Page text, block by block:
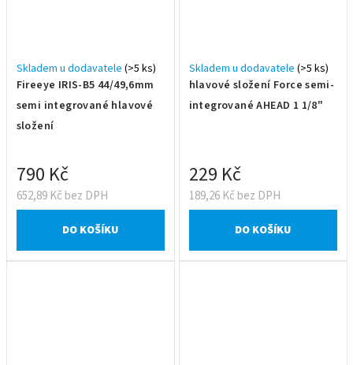
Fireeye IRIS-B5 44/49,6mm
semi integrované hlavové
složení
Skladem u dodavatele (>5 ks)
652,89 Kč bez DPH
790 Kč
DO KOŠÍKU
hlavové složení Force semi-
integrované AHEAD 1 1/8"
Skladem u dodavatele (>5 ks)
189,26 Kč bez DPH
229 Kč
DO KOŠÍKU